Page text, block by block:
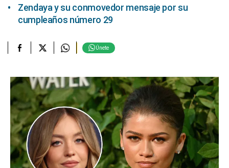
Zendaya y su conmovedor mensaje por su
cumpleaños número 29
Únete